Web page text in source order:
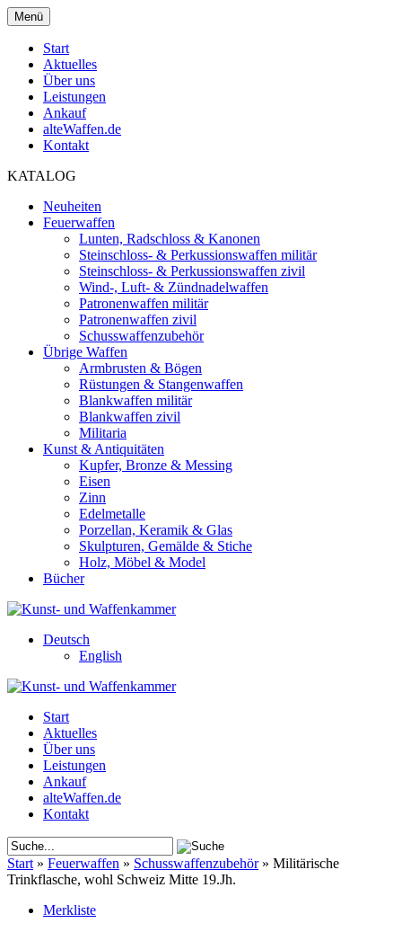
Menü
Start
Aktuelles
Über uns
Leistungen
Ankauf
alteWaffen.de
Kontakt
KATALOG
Neuheiten
Feuerwaffen
Lunten, Radschloss & Kanonen
Steinschloss- & Perkussionswaffen militär
Steinschloss- & Perkussionswaffen zivil
Wind-, Luft- & Zündnadelwaffen
Patronenwaffen militär
Patronenwaffen zivil
Schusswaffenzubehör
Übrige Waffen
Armbrusten & Bögen
Rüstungen & Stangenwaffen
Blankwaffen militär
Blankwaffen zivil
Militaria
Kunst & Antiquitäten
Kupfer, Bronze & Messing
Eisen
Zinn
Edelmetalle
Porzellan, Keramik & Glas
Skulpturen, Gemälde & Stiche
Holz, Möbel & Model
Bücher
Deutsch
English
Start
Aktuelles
Über uns
Leistungen
Ankauf
alteWaffen.de
Kontakt
Start » Feuerwaffen » Schusswaffenzubehör» Militärische
Trinkflasche, wohl Schweiz Mitte 19.Jh.
Merkliste